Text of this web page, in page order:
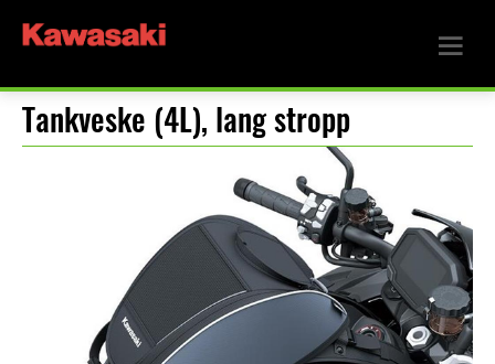
Tankveske (4L), lang stropp